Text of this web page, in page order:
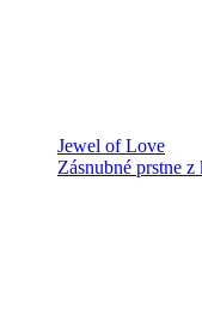
Jewel of Love
Zásnubné prstne